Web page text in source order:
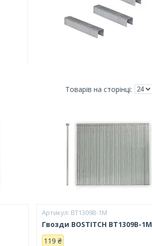
BT1309B-1M
Гвозди BOSTITCH BT1309B-1M
119 ₴